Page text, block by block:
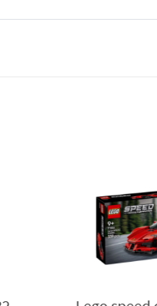
отпред
на колата е
на превозното
да проследяват
срещу Супермен: